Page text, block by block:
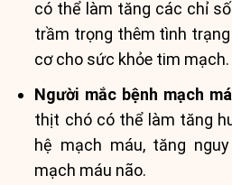
có thể làm tăng các chỉ
trầm trọng thêm tình
cơ cho sức khỏe tim mạch.
Người mắc bệnh mạch
thịt chó có thể làm tăng
hệ mạch máu, tăng
mạch máu não.